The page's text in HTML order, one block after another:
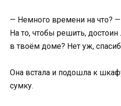
— Немного времени на что?
На то, чтобы решить,
в твоём доме? Нет уж,
Она встала и подошла к
сумку.